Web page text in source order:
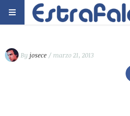
By josece / marzo 21, 2013